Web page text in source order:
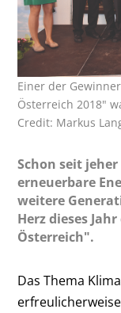
Einer der
Österreich 2018"
Credit: Markus
Schon seit
erneuerbare
weitere
Herz dieses
Österreich".
Das Thema